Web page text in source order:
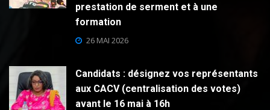
prestation de serment et à une
formation
26 MAI 2026
Candidats : désignez vos représentants
aux CACV (centralisation des votes)
avant le 16 mai à 16h